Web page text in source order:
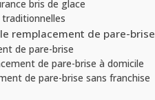
bris de glace
remplacement de pare-brise
de pare-brise
de pare-brise à domicile
de pare-brise sans franchise